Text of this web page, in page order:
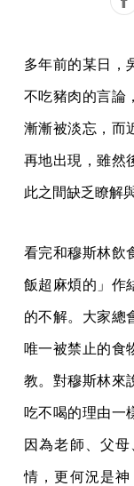
多年前的某日，
不吃豬肉的言論
漸漸被淡忘，而
再地出現，雖然
此之間缺乏瞭解
看完和穆斯林飲
飯超麻煩的」作
的不解。大家總
唯一被禁止的食
教。對穆斯林來
吃不喝的理由一
因為老師、父
情，更何況是